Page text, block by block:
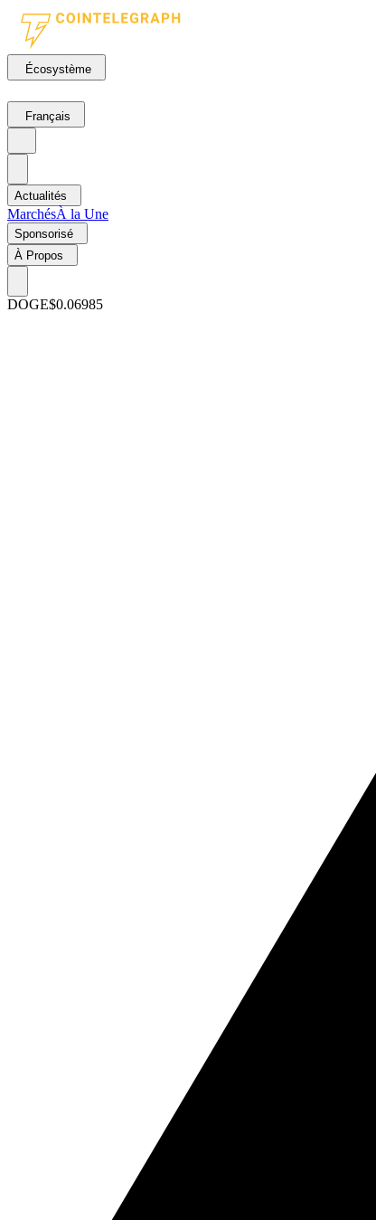
Écosystème
Français
Actualités
MarchésÀ la Une
Sponsorisé
À Propos
DOGE$0.06985